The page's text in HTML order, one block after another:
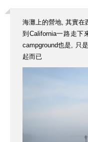
海灘上的營地, 其實在
到California一路走下
campground也是, 只
起而已